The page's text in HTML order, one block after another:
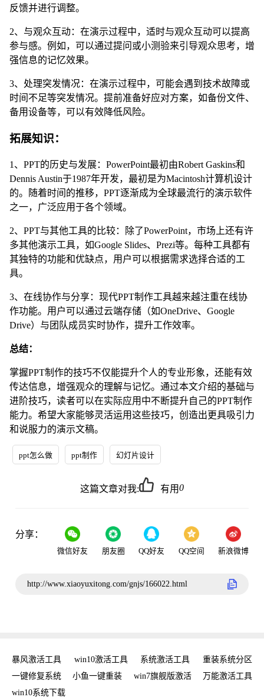
反馈并进行调整。
2、与观众互动：在演示过程中，适时与观众互动可以提高
参与感。例如，可以通过提问或小测验来引导观众思考，增
强信息的记忆效果。
3、处理突发情况：在演示过程中，可能会遇到技术故障或
时间不足等突发情况。提前准备好应对方案，如备份文件、
备用设备等，可以有效降低风险。
拓展知识：
1、PPT的历史与发展：PowerPoint最初由Robert Gaskins和
Dennis Austin于1987年开发，最初是为Macintosh计算机设计
的。随着时间的推移，PPT逐渐成为全球最流行的演示软件
之一，广泛应用于各个领域。
2、PPT与其他工具的比较：除了PowerPoint，市场上还有许
多其他演示工具，如Google Slides、Prezi等。每种工具都有
其独特的功能和优缺点，用户可以根据需求选择合适的工
具。
3、在线协作与分享：现代PPT制作工具越来越注重在线协
作功能。用户可以通过云端存储（如OneDrive、Google
Drive）与团队成员实时协作，提升工作效率。
总结：
掌握PPT制作的技巧不仅能提升个人的专业形象，还能有效
传达信息，增强观众的理解与记忆。通过本文介绍的基础与
进阶技巧，读者可以在实际应用中不断提升自己的PPT制作
能力。希望大家能够灵活运用这些技巧，创造出更具吸引力
和说服力的演示文稿。
ppt怎么做 ppt制作 幻灯片设计
这篇文章对我: 有用0
分享：
微信好友 朋友圈 QQ好友 QQ空间 新浪微博
http://www.xiaoyuxitong.com/gnjs/166022.html
暴风激活工具 win10激活工具 系统激活工具
重装系统分区
一键修复系统
小鱼一键重装 win7旗舰版激活
万能激活工具
win10系统下载